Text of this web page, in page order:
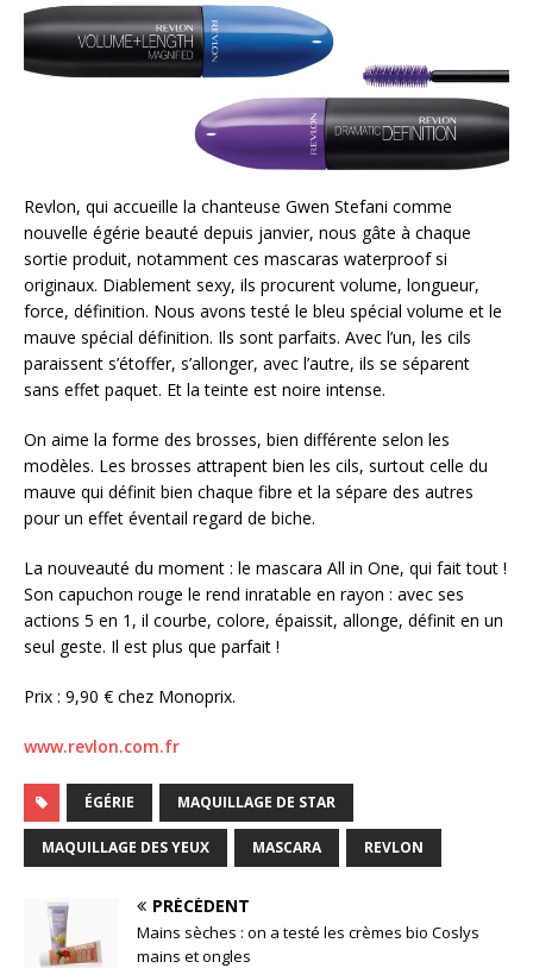
Revlon, qui accueille la chanteuse Gwen Stefani comme
nouvelle égérie beauté depuis janvier, nous gâte à chaque
sortie produit, notamment ces mascaras waterproof si
originaux. Diablement sexy, ils procurent volume, longueur,
force, définition. Nous avons testé le bleu spécial volume et le
mauve spécial définition. Ils sont parfaits. Avec l’un, les cils
paraissent s’étoffer, s’allonger, avec l’autre, ils se séparent
sans effet paquet. Et la teinte est noire intense.
On aime la forme des brosses, bien différente selon les
modèles. Les brosses attrapent bien les cils, surtout celle du
mauve qui définit bien chaque fibre et la sépare des autres
pour un effet éventail regard de biche.
La nouveauté du moment : le mascara All in One, qui fait tout !
Son capuchon rouge le rend inratable en rayon : avec ses
actions 5 en 1, il courbe, colore, épaissit, allonge, définit en un
seul geste. Il est plus que parfait !
Prix : 9,90 € chez Monoprix.
www.revlon.com.fr
ÉGÉRIE MAQUILLAGE DE STAR
MAQUILLAGE DES YEUX MASCARA REVLON
PRÉCÉDENT
Mains sèches : on a testé les crèmes bio Coslys
mains et ongles